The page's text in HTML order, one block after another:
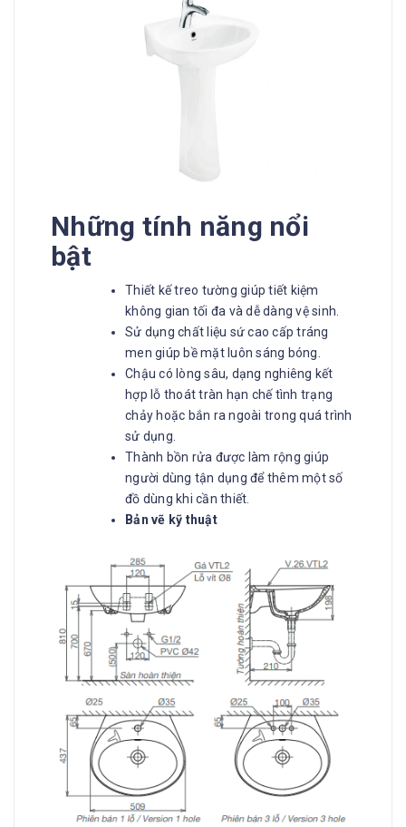
Những tính năng nổi
bật
Thiết kế treo tường giúp tiết kiệm
không gian tối đa và dễ dàng vệ sinh.
Sử dụng chất liệu sứ cao cấp tráng
men giúp bề mặt luôn sáng bóng.
Chậu có lòng sâu, dạng nghiêng kết
hợp lỗ thoát tràn hạn chế tình trạng
chảy hoặc bắn ra ngoài trong quá trình
sử dụng.
Thành bồn rửa được làm rộng giúp
người dùng tận dụng để thêm một số
đồ dùng khi cần thiết.
Bản vẽ kỹ thuật